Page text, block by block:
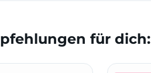
für dich: